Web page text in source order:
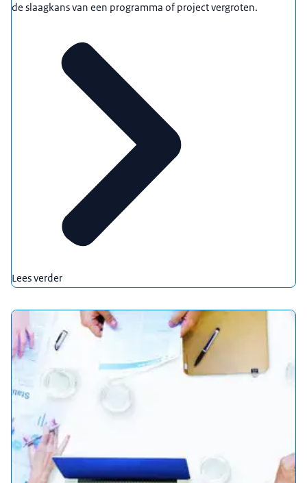
de slaagkans van een programma of project vergroten.
Lees verder